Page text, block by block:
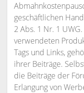
geschäftlichen
2 Abs. 1 Nr. 1
verwendeten
Tags und Links,
ihrer Beiträge.
die Beiträge der
Erlangung von